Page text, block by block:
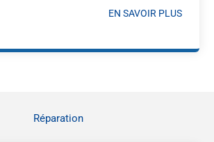
EN SAVOIR PLUS
Réparation